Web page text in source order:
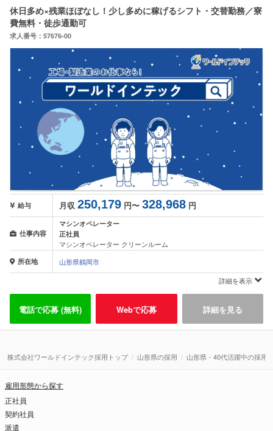
休日多め×残業ほぼなし！少し多めに稼げるシフト・交替勤務／寮
費無料・徒歩通勤可
求人番号：57676-00
給与 月収 250,179 円〜 328,968 円
仕事内容
マシンオペレーター
正社員
マシンオペレーター クリーンルーム
所在地
山形県鶴岡市
詳細を表示
電話で応募 (無料) Webで応募 詳細を見る
株式会社ワールドインテック採用トップ 山形県の採用 山形県・40代活躍中の採用
雇用形態から探す
正社員
契約社員
派遣